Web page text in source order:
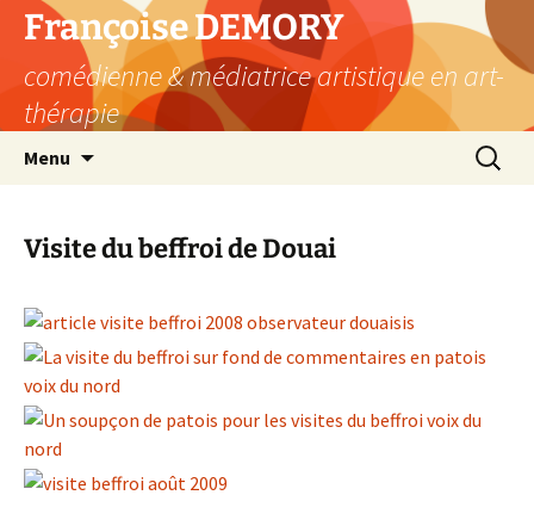
Aller
contenu
Françoise DEMORY
comédienne & médiatrice artistique en art-
thérapie
Menu
Visite du beffroi de Douai